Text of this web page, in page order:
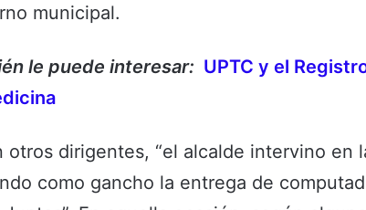
municipal.
le puede interesar: UPTC y el
otros dirigentes, “el alcalde intervino en
como gancho la entrega de